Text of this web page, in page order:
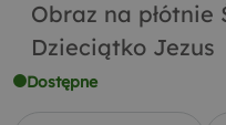
Obraz na płótnie
Dzieciątko Jezus
Dostępne